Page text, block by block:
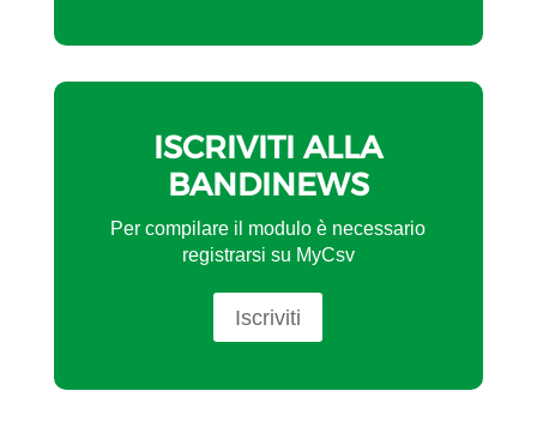
ISCRIVITI ALLA
BANDINEWS
Per compilare il modulo è necessario
registrarsi su MyCsv
Iscriviti